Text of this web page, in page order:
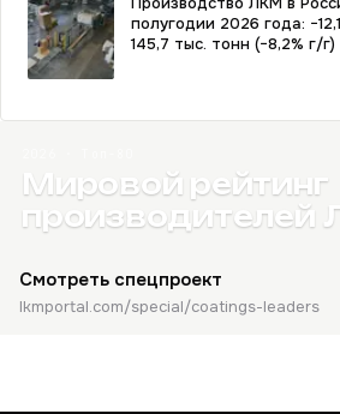
полугодии 2026 года:
145,7 тыс. тонн (−8,2% г/г)
Мировой рейтинг
производителей
Смотреть спецпроект
lkmportal.com/special/coatings-leaders